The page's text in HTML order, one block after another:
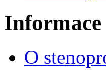
Informace
O